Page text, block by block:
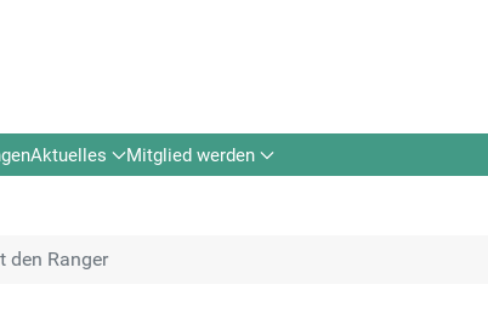
Aktuelles Mitglied werden
den Ranger